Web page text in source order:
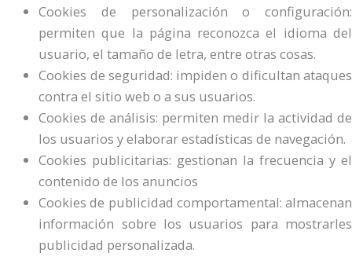
Cookies de personalización o configuración:
permiten que la página reconozca el idioma del
usuario, el tamaño de letra, entre otras cosas.
Cookies de seguridad: impiden o dificultan ataques
contra el sitio web o a sus usuarios.
Cookies de análisis: permiten medir la actividad de
los usuarios y elaborar estadísticas de navegación.
Cookies publicitarias: gestionan la frecuencia y el
contenido de los anuncios
Cookies de publicidad comportamental: almacenan
información sobre los usuarios para mostrarles
publicidad personalizada.